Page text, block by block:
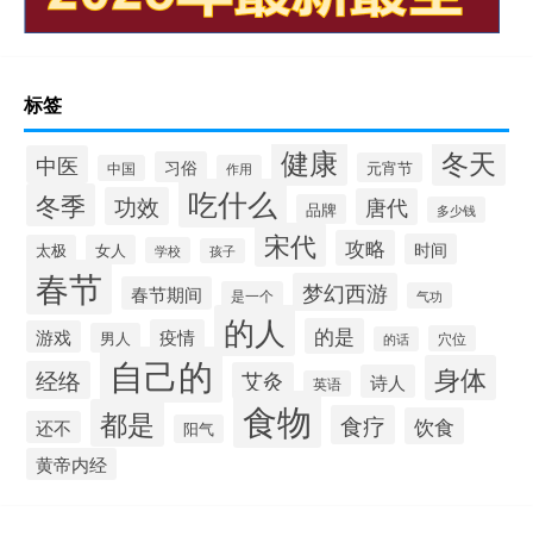
标签
中医 中国 习俗 作用 健康 元宵节 冬天
冬季 功效 吃什么 品牌 唐代 多少钱
太极 女人 学校 孩子 宋代 攻略 时间
春节 春节期间 是一个 梦幻西游 气功
游戏 男人 疫情 的人 的是 的话 穴位
经络 自己的 艾灸 英语 诗人 身体
还不 都是 阳气 食物 食疗 饮食
黄帝内经